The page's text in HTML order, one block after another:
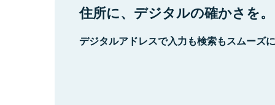
住所に、デジタルの確かさを。
デジタルアドレスで入力も検索もスムーズ